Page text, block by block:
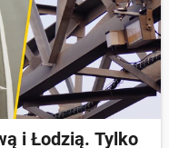
i Łodzią. Tylko